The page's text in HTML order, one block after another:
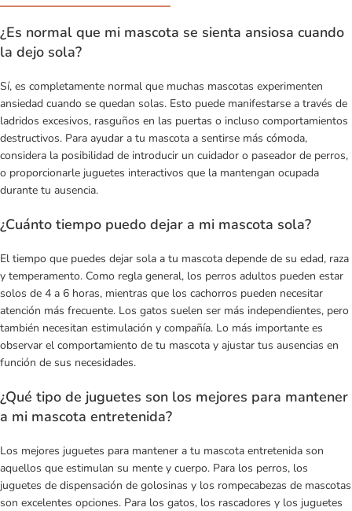
¿Es normal que mi mascota se sienta ansiosa cuando
la dejo sola?
Sí, es completamente normal que muchas mascotas experimenten
ansiedad cuando se quedan solas. Esto puede manifestarse a través de
ladridos excesivos, rasguños en las puertas o incluso comportamientos
destructivos. Para ayudar a tu mascota a sentirse más cómoda,
considera la posibilidad de introducir un cuidador o paseador de perros,
o proporcionarle juguetes interactivos que la mantengan ocupada
durante tu ausencia.
¿Cuánto tiempo puedo dejar a mi mascota sola?
El tiempo que puedes dejar sola a tu mascota depende de su edad, raza
y temperamento. Como regla general, los perros adultos pueden estar
solos de 4 a 6 horas, mientras que los cachorros pueden necesitar
atención más frecuente. Los gatos suelen ser más independientes, pero
también necesitan estimulación y compañía. Lo más importante es
observar el comportamiento de tu mascota y ajustar tus ausencias en
función de sus necesidades.
¿Qué tipo de juguetes son los mejores para mantener
a mi mascota entretenida?
Los mejores juguetes para mantener a tu mascota entretenida son
aquellos que estimulan su mente y cuerpo. Para los perros, los
juguetes de dispensación de golosinas y los rompecabezas de mascotas
son excelentes opciones. Para los gatos, los rascadores y los juguetes